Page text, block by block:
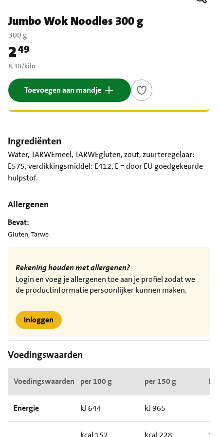
Jumbo Wok Noodles 300 g
300 g
Prijs: € 2,49
249
€ 8,30 per kilo
8,30/kilo
Toevoegen aan mandje
Ingrediënten
Water, TARWEmeel, TARWEgluten, zout, zuurteregelaar:
E575, verdikkingsmiddel: E412, E = door EU goedgekeurde
hulpstof.
Allergenen
Bevat:
Gluten, Tarwe
Rekening houden met allergenen?
Login en voeg je allergenen toe aan je profiel zodat we
de productinformatie persoonlijker kunnen maken.
Inloggen
Voedingswaarden
Voedingswaarden per 100 g per 150 g RI*
Energie kJ 644 kJ 965
kcal 152 kcal 228